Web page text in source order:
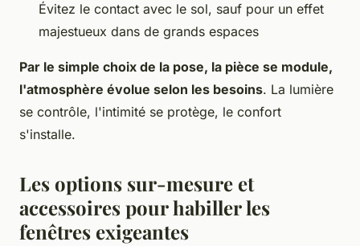
Évitez le contact avec le sol, sauf pour un effet
majestueux dans de grands espaces
Par le simple choix de la pose, la pièce se module,
l'atmosphère évolue selon les besoins. La lumière
se contrôle, l'intimité se protège, le confort
s'installe.
Les options sur-mesure et
accessoires pour habiller les
fenêtres exigeantes